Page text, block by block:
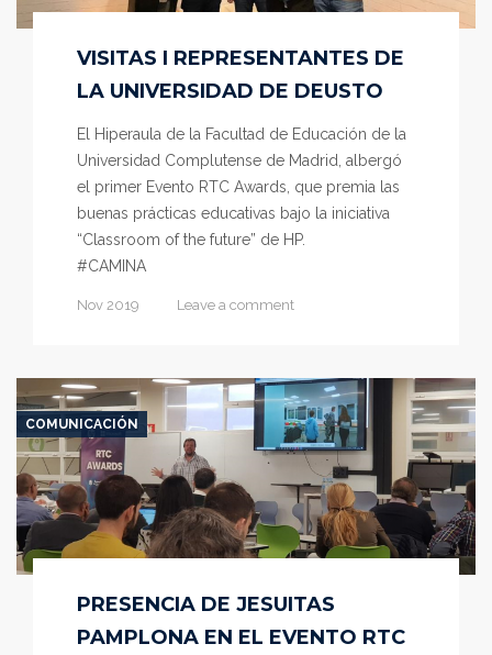
VISITAS I REPRESENTANTES DE
LA UNIVERSIDAD DE DEUSTO
El Hiperaula de la Facultad de Educación de la
Universidad Complutense de Madrid, albergó
el primer Evento RTC Awards, que premia las
buenas prácticas educativas bajo la iniciativa
“Classroom of the future” de HP.
#CAMINA
Nov 2019 Leave a comment
COMUNICACIÓN
PRESENCIA DE JESUITAS
PAMPLONA EN EL EVENTO RTC